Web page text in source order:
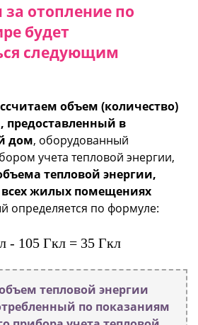
отопление по
будет
следующим
объем (количество)
предоставленный в
дом, оборудованный
учета тепловой энергии,
тепловой энергии,
всех жилых помещениях
определяется по формуле:
- 105 Гкл = 35 Гкл
тепловой энергии
по показаниям